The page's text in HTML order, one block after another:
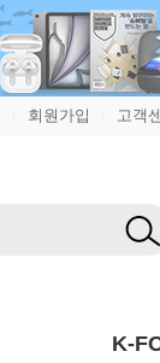
회원가입 고객
K-